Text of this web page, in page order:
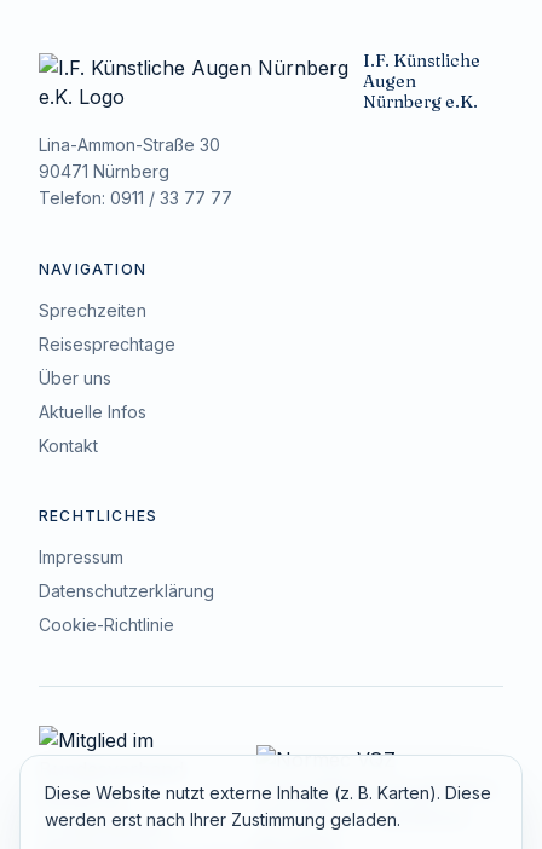
I.F. Künstliche
Augen
Nürnberg e.K.
Lina-Ammon-Straße 30
90471 Nürnberg
Telefon: 0911 / 33 77 77
NAVIGATION
Sprechzeiten
Reisesprechtage
Über uns
Aktuelle Infos
Kontakt
RECHTLICHES
Impressum
Datenschutzerklärung
Cookie-Richtlinie
Diese Website nutzt externe Inhalte (z. B. Karten). Diese
werden erst nach Ihrer Zustimmung geladen.